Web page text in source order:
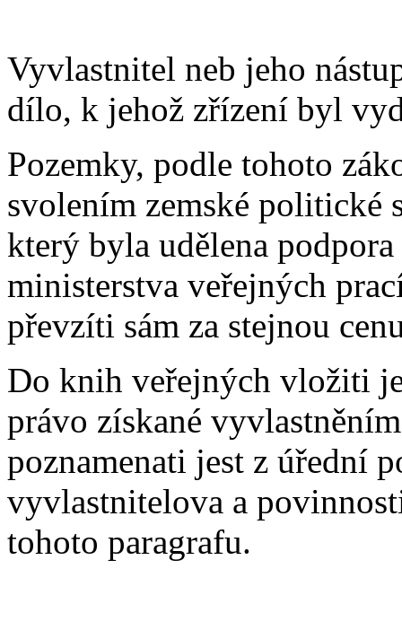
Vyvlastnitel neb jeho
dílo, k jehož zřízení byl
Pozemky, podle tohoto
svolením zemské politické
který byla udělena
ministerstva veřejných
převzíti sám za stejnou
Do knih veřejných vložiti
právo získané
poznamenati jest z úřední
vyvlastnitelova a
tohoto paragrafu.